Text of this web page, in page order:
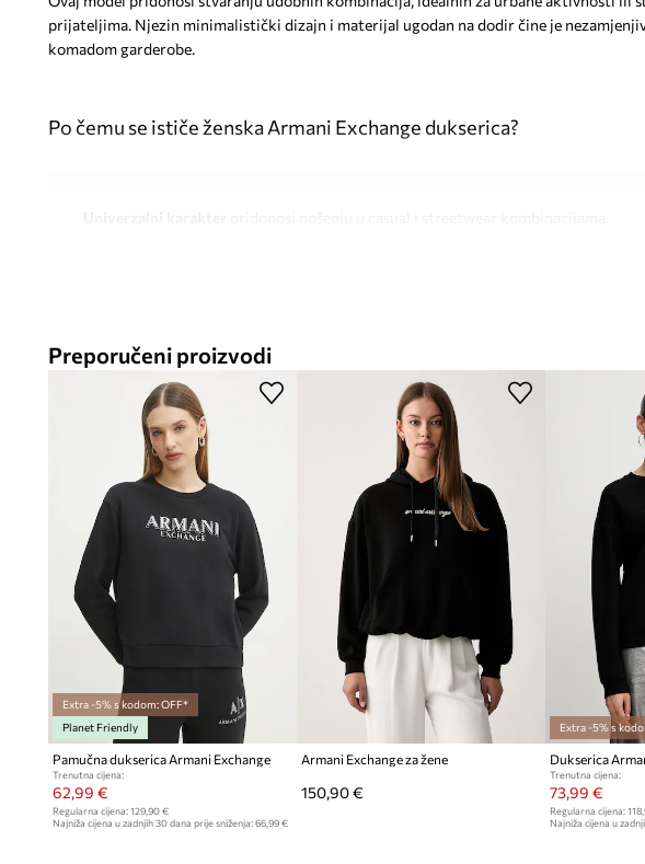
prijateljima. Njezin minimalistički dizajn i materijal ugodan na dodir čine je
komadom garderobe.
Po čemu se ističe ženska Armani Exchange dukserica?
Udoban kroj bez kopčanjaolakšava brzo oblačenje preko glave
Mekano pletivougodno je na dodir i ugodno za kožu
Rukavi sa spuštenom linijom ramena dukserici daju opušten i moderan izgled
Okrugli izrez s pasicom estetski upotpunjuje cjelokupni dojam i dobro pristaje
Pasice na donjem rubu i manžetama pomažu u održavanju kroja i prilagodbi
Glatka tekstura materijala olakšava kombiniranje s drugim uzorcima i bojama
Srednja debljina materijala čini duksericu prikladnom za različita godišnja doba
Preporučeni proizvodi
Extra -5% s kodom: OFF*
Planet Friendly
Pamučna dukserica Armani Exchange
Trenutna cijena:
62,99 €
Regularna cijena: 129,90 €
Najniža cijena u zadnjih 30 dana prije sniženja: 66,99 €
Armani Exchange za žene
150,90 €
Extra -5% s
Dukserica
Trenutna cijena:
73,99 €
Regularna cijena:
Najniža cijena u